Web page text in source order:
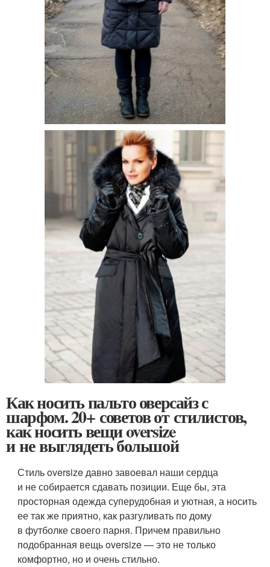
Как носить пальто оверсайз с
шарфом. 20+ советов от стилистов,
как носить вещи oversize
и не выглядеть большой
Стиль oversize давно завоевал наши сердца
и не собирается сдавать позиции. Еще бы, эта
просторная одежда суперудобная и уютная, а носить
ее так же приятно, как разгуливать по дому
в футболке своего парня. Причем правильно
подобранная вещь oversize — это не только
комфортно, но и очень стильно.